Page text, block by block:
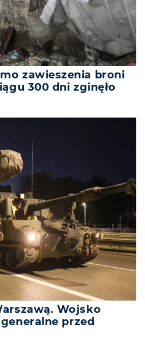
zawieszenia broni
300 dni zginęło
Wojsko
przed